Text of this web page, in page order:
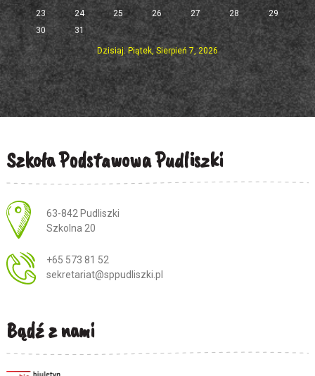
23
24 25 26 27 28
29
30
31
Dzisiaj: Piątek, Sierpień 7, 2026
Szkoła Podstawowa Pudliszki
Adres pocztowy:
63-842 Pudliszki
Szkolna 20
+65 573 81 52
sekretariat@sppudliszki.pl
Bądź z nami